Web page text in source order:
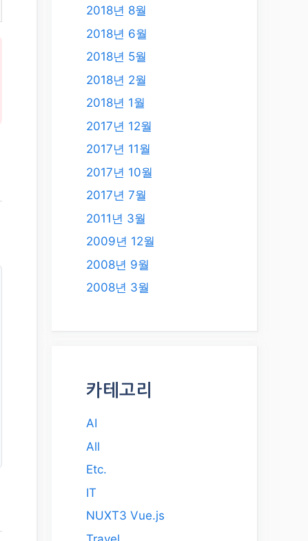
2018년 8월
2018년 6월
2018년 5월
2018년 2월
2018년 1월
2017년 12월
2017년 11월
2017년 10월
2017년 7월
2011년 3월
2009년 12월
2008년 9월
2008년 3월
카테고리
AI
All
Etc.
IT
NUXT3 Vue.js